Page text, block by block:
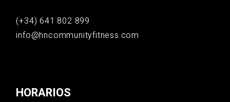
(+34) 641 802 899
info@hncommunityfitness.com
HORARIOS